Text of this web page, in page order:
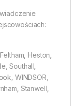
Heston,
Southall,
WINDSOR,
Stanwell,